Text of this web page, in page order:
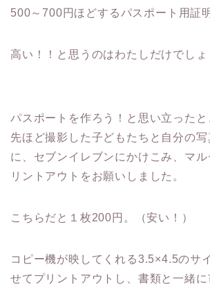
500～700円ほどするパスポート用証
高い！！と思うのはわたしだけでしょ
パスポートを作ろう！と思い立ったと
先ほど撮影した子どもたちと自分の
に、セブンイレブンにかけこみ、マ
リントアウトをお願いしました。
こちらだと１枚200円。（安い！）
コピー機が映してくれる3.5×4.5のサ
せてプリントアウトし、書類と一緒に